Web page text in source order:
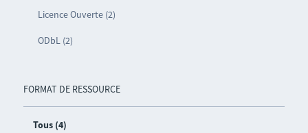
Licence Ouverte (2)
ODbL (2)
FORMAT DE RESSOURCE
Tous (4)